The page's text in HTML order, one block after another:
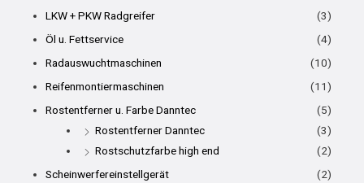
LKW + PKW Radgreifer
(3)
Öl u. Fettservice
(4)
Radauswuchtmaschinen
(10)
Reifenmontiermaschinen
(11)
Rostentferner u. Farbe Danntec
(5)
Rostentferner Danntec
(3)
Rostschutzfarbe high end
(2)
Scheinwerfereinstellgerät
(2)